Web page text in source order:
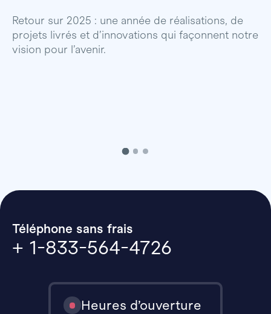
Retour sur 2025 : une année de réalisations, de
projets livrés et d’innovations qui façonnent notre
vision pour l’avenir.
Téléphone sans frais
+ 1-833-564-4726
Heures d’ouverture